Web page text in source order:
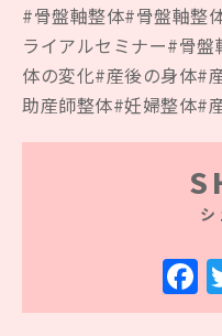
#骨盤軸整体#骨盤軸整
ライアルセミナー#骨
体の変化#産後の身体#
助産師整体#妊婦整体#
シ